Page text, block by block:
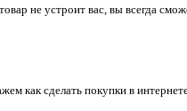
не устроит вас, вы всегда
как сделать покупки в